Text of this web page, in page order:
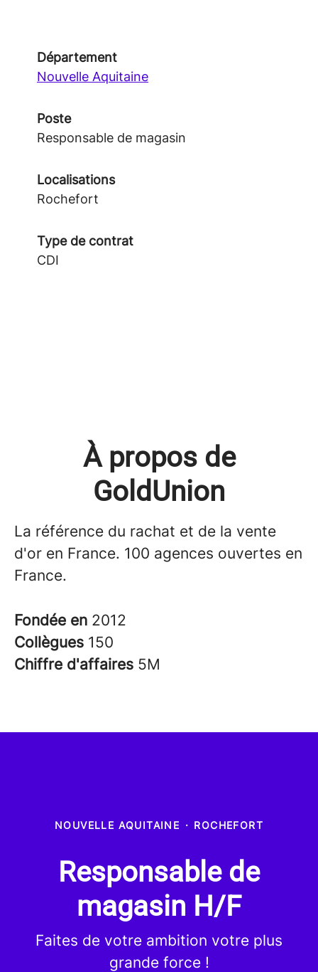
Département
Nouvelle Aquitaine
Poste
Responsable de magasin
Localisations
Rochefort
Type de contrat
CDI
À propos de
GoldUnion
La référence du rachat et de la vente
d'or en France. 100 agences ouvertes en
France.
Fondée en 2012
Collègues 150
Chiffre d'affaires 5M
NOUVELLE AQUITAINE · ROCHEFORT
Responsable de
magasin H/F
Faites de votre ambition votre plus
grande force !